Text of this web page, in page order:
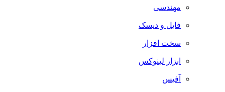
مهندسی
فایل و دیسک
سخت افزار
ابزار لینوکس
آفیس